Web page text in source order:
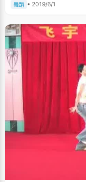
舞蹈 • 2019/6/1